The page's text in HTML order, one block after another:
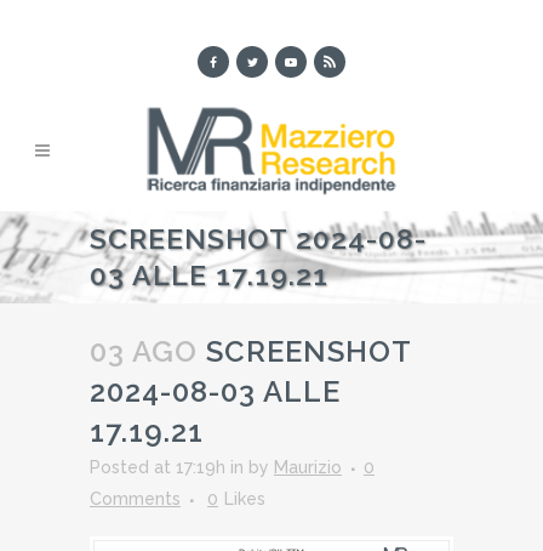
SCREENSHOT 2024-08-
03 ALLE 17.19.21
03 AGO SCREENSHOT
2024-08-03 ALLE
17.19.21
Posted at 17:19h in by Maurizio
0
Comments
0 Likes